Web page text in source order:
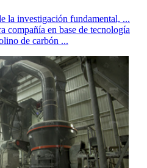
la investigación fundamental, ...
compañía en base de tecnología
de carbón ...